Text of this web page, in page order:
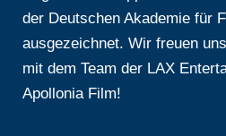
der Deutschen Akademie für
ausgezeichnet. Wir freuen
mit dem Team der LAX
Apollonia Film!